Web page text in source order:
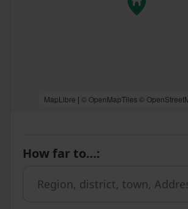
MapLibre | © OpenMapTiles ©
How far to…: